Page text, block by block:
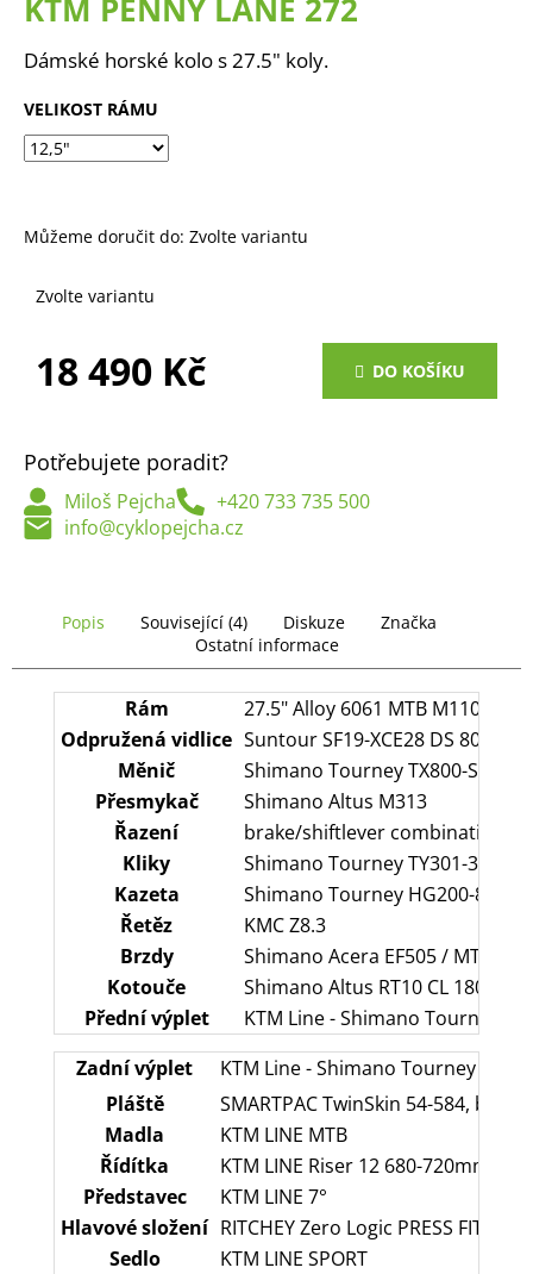
KTM PENNY LANE 272
Dámské horské kolo s 27.5" koly.
VELIKOST RÁMU
Můžeme doručit do: Zvolte variantu
Zvolte variantu
18 490 Kč DO KOŠÍKU
Potřebujete poradit?
Miloš Pejcha
+420 733 735 500
info@cyklopejcha.cz
Popis Související (4) Diskuze
Značka
Ostatní informace
Rám
27.5" Alloy 6061 MTB M1100-L
Odpružená vidlice Suntour SF19-XCE28 DS 80
Měnič
Shimano Tourney TX800-SGS
Přesmykač
Shimano Altus M313
Řazení
brake/shiftlever combination
Kliky
Shimano Tourney TY301-3 / 42-
Kazeta
Shimano Tourney HG200-8 / 12-
Řetěz
KMC Z8.3
Brzdy
Shimano Acera EF505 / MT200
Kotouče
Shimano Altus RT10 CL 180 /
Přední výplet
KTM Line - Shimano Tourney
Zadní výplet
KTM Line - Shimano Tourney FH-
Pláště
SMARTPAC TwinSkin 54-584, black
Madla
KTM LINE MTB
Řídítka
KTM LINE Riser 12 680-720mm
Představec
KTM LINE 7°
Hlavové složení RITCHEY Zero Logic PRESS FIT 1-1/
Sedlo
KTM LINE SPORT
a
j
t
?
o
r
u
č
e